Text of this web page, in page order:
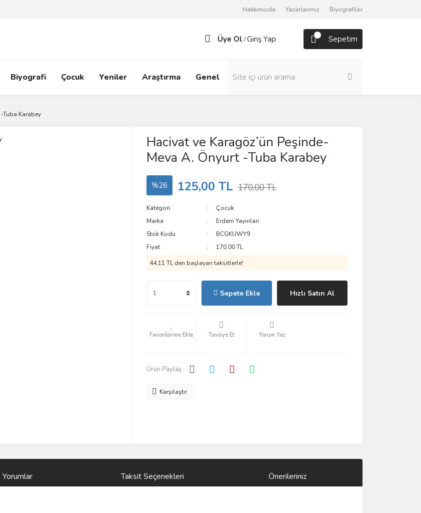
Hakkımızda Yazarlarımız Biyografiler
Üye Ol /Giriş Yap Sepetim
Biyografi Çocuk Yeniler Araştırma Genel Roman
Tuba Karabey
Hacivat ve Karagöz’ün Peşinde-
Meva A. Önyurt -Tuba Karabey
%26 125,00 TL 170,00 TL
Kategori
Çocuk
Marka
Erdem Yayınları
Stok Kodu
BCGKUWY9
Fiyat
170,00 TL
44,11 TL den başlayan taksitlerle!
Sepete Ekle Hızlı Satın Al
Tavsiye Et Yorum Yaz
Ürün Paylaş :
Karşılaştır
Yorumlar Taksit Seçenekleri Önerileriniz